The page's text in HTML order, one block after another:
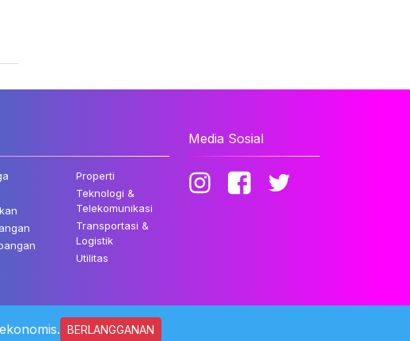
Properti
Teknologi &
Telekomunikasi
Transportasi &
Logistik
Utilitas
Media Sosial
dilindungi Undang-undang.
BERLANGGANAN